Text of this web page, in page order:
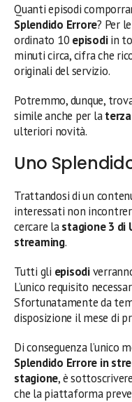
Quanti episodi
Splendido Errore? Per
ordinato 10 episodiin
minuti circa, cifra che
originali del servizio.
Potremmo, dunque,
simile anche per la
ulteriori novità.
Uno
Trattandosi di un
interessati non
cercare lastagione 3 di
streaming.
Tutti gli episodi
L’unico requisito
Sfortunatamente da
disposizione il mese di
Di conseguenza l’unico
Splendido Errore in
stagione, è
che la piattaforma